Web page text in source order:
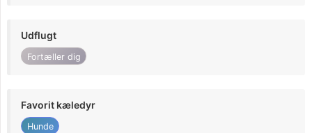
Udflugt
Fortæller dig
Favorit kæledyr
Hunde